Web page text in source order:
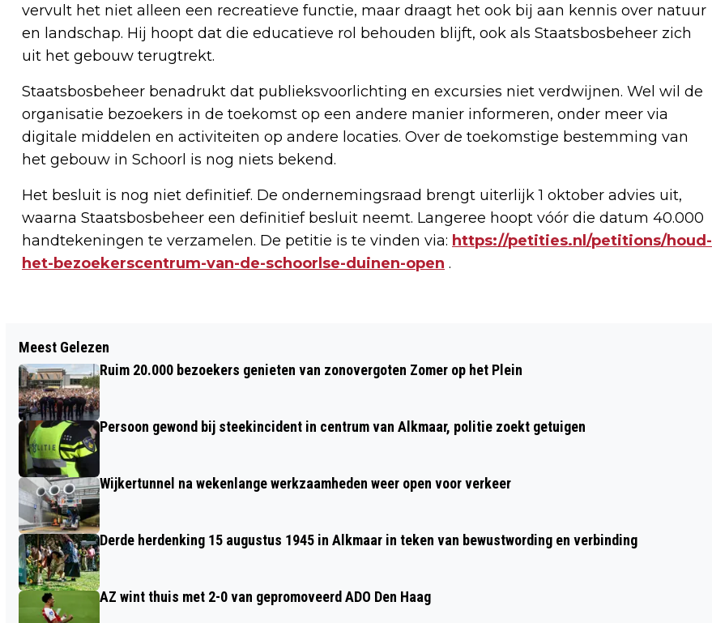
vervult het niet alleen een recreatieve functie, maar draagt het ook bij aan kennis over natuur
en landschap. Hij hoopt dat die educatieve rol behouden blijft, ook als Staatsbosbeheer zich
uit het gebouw terugtrekt.
Staatsbosbeheer benadrukt dat publieksvoorlichting en excursies niet verdwijnen. Wel wil de
organisatie bezoekers in de toekomst op een andere manier informeren, onder meer via
digitale middelen en activiteiten op andere locaties. Over de toekomstige bestemming van
het gebouw in Schoorl is nog niets bekend.
Het besluit is nog niet definitief. De ondernemingsraad brengt uiterlijk 1 oktober advies uit,
waarna Staatsbosbeheer een definitief besluit neemt. Langeree hoopt vóór die datum 40.000
handtekeningen te verzamelen. De petitie is te vinden via: https://petities.nl/petitions/houd-
het-bezoekerscentrum-van-de-schoorlse-duinen-open .
VAN BALKON TOT ACHTERTUIN;
VLINDERS TELLEN
AANGETROFFEN IN FLATWONING
Meest Gelezen
Ruim 20.000 bezoekers genieten van zonovergoten Zomer op het Plein
Persoon gewond bij steekincident in centrum van Alkmaar, politie zoekt getuigen
Wijkertunnel na wekenlange werkzaamheden weer open voor verkeer
Derde herdenking 15 augustus 1945 in Alkmaar in teken van bewustwording en verbinding
AZ wint thuis met 2-0 van gepromoveerd ADO Den Haag